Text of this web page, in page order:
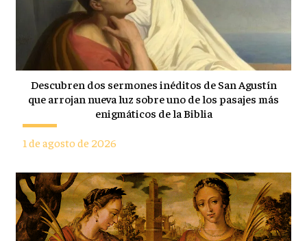
Descubren dos sermones inéditos de San Agustín
que arrojan nueva luz sobre uno de los pasajes más
enigmáticos de la Biblia
1 de agosto de 2026